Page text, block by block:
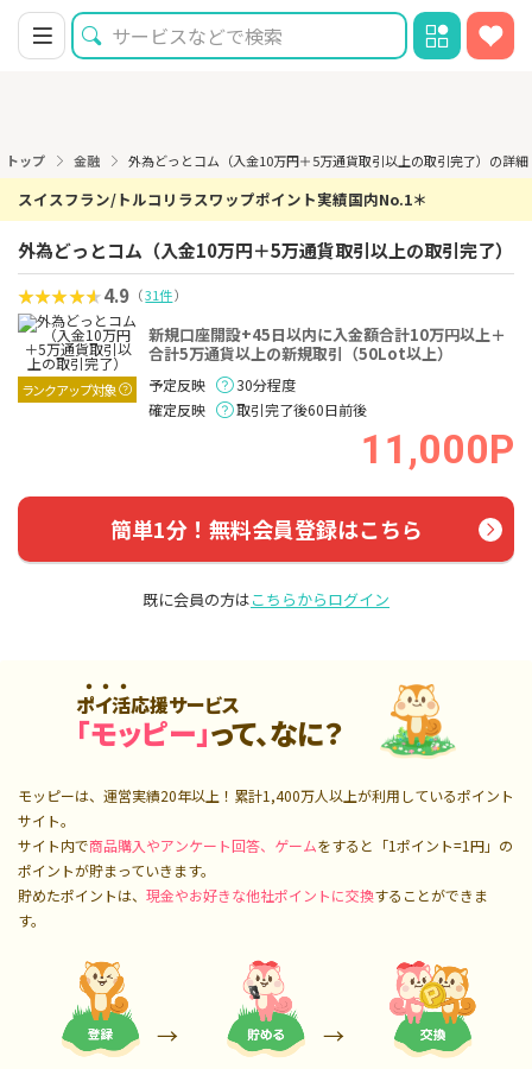
トップ 金融 外為どっとコム（入金10万円＋5万通貨取引以上の取引完了）の詳細
スイスフラン/トルコリラスワップポイント実績国内No.1＊
外為どっとコム（入金10万円＋5万通貨取引以上の取引完了）
4.9 （31件）
ランクアップ対象
新規口座開設+45日以内に入金額合計10万円以上＋
合計5万通貨以上の新規取引（50Lot以上）
予定反映
30分程度
確定反映
取引完了後60日前後
11,000P
簡単1分！無料会員登録はこちら
既に会員の方はこちらからログイン
ポイ活応援サービス
「モッピー」って、なに？
モッピーは、運営実績20年以上！累計1,400万人以上が利用しているポイント
サイト。
サイト内で商品購入やアンケート回答、ゲームをすると「1ポイント=1円」の
ポイントが貯まっていきます。
貯めたポイントは、 現金やお好きな他社ポイントに交換することができま
す。